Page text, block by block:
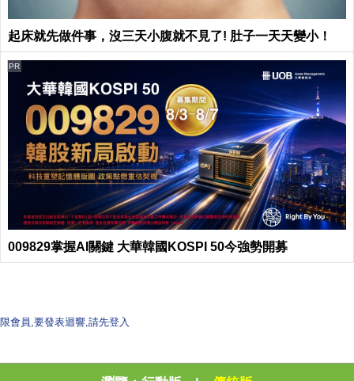
起床就先做件事，沒三天小腹就不見了! 肚子一天天變小！
009829掌握AI關鍵 大華韓國KOSPI 50今強勢開募
PR
限會員,要發表迴響,請先登入